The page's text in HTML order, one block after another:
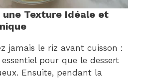
Texture Idéale et
jamais le riz avant cuisson :
pour que le dessert
Ensuite, pendant la